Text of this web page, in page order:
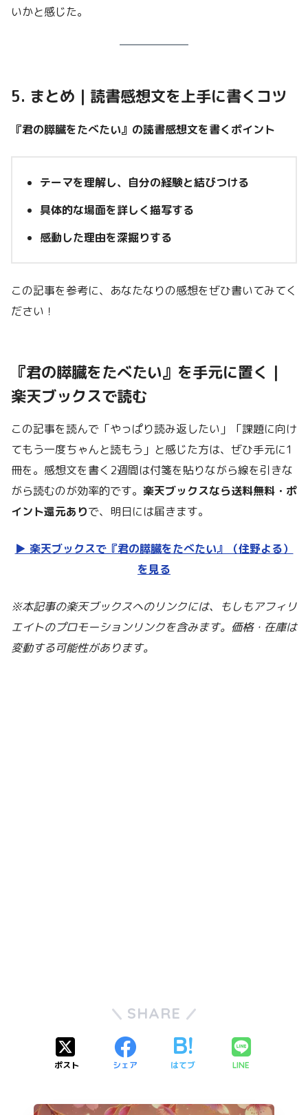
いかと感じた。
5. まとめ｜読書感想文を上手に書くコツ
『君の膵臓をたべたい』の読書感想文を書くポイント
テーマを理解し、自分の経験と結びつける
具体的な場面を詳しく描写する
感動した理由を深掘りする
この記事を参考に、あなたなりの感想をぜひ書いてみてく
ださい！
『君の膵臓をたべたい』を手元に置く｜
楽天ブックスで読む
この記事を読んで「やっぱり読み返したい」「課題に向け
てもう一度ちゃんと読もう」と感じた方は、ぜひ手元に1
冊を。感想文を書く2週間は付箋を貼りながら線を引きな
がら読むのが効率的です。 楽天ブックスなら送料無料・ポ
イント還元ありで、明日には届きます。
▶︎ 楽天ブックスで『君の膵臓をたべたい』（住野よる）
を見る
※本記事の楽天ブックスへのリンクには、もしもアフィリ
エイトのプロモーションリンクを含みます。価格・在庫は
変動する可能性があります。
SHARE
ポスト シェア はてブ LINE